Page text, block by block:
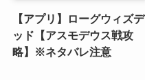
【アプリ】ローグウィズデ
ッド【アスモデウス戦攻
略】※ネタバレ注意